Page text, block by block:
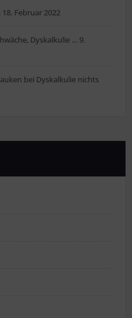
18. Februar 2022
Dyskalkulie … 9.
bei Dyskalkulie nichts